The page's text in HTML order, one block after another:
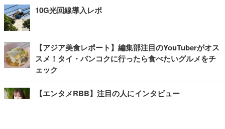
10G光回線導入レポ
【アジア美食レポート】編集部注目のYouTuberがオス
スメ！タイ・バンコクに行ったら食べたいグルメをチ
ェック
【エンタメRBB】注目の人にインタビュー